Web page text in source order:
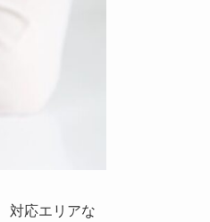
対応エリアな